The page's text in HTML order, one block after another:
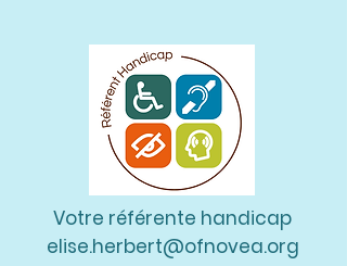
Votre référente handicap
elise.herbert@ofnovea.org